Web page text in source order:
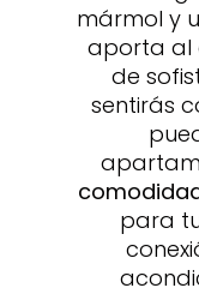
mármol y
aporta al
de
sentirás
para